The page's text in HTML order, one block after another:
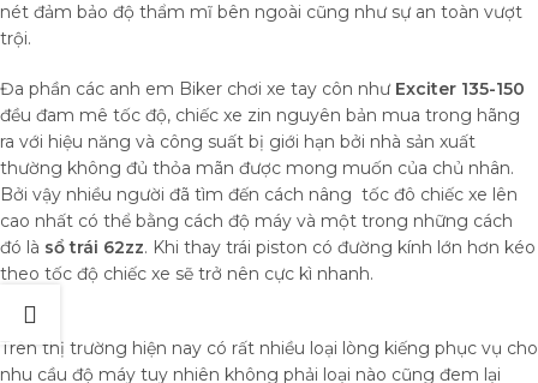
nét đảm bảo độ thẩm mĩ bên ngoài cũng như sự an toàn vượt
trội.
Đa phần các anh em Biker chơi xe tay côn nhưExciter 135-150
đều đam mê tốc độ, chiếc xe zin nguyên bản mua trong hãng
ra với hiệu năng và công suất bị giới hạn bởi nhà sản xuất
thường không đủ thỏa mãn được mong muốn của chủ nhân.
Bởi vậy nhiều người đã tìm đến cách nâng tốc đô chiếc xe lên
cao nhất có thể bằng cách độ máy và một trong những cách
đó là sổ trái 62zz. Khi thay trái piston có đường kính lớn hơn kéo
theo tốc độ chiếc xe sẽ trở nên cực kì nhanh.
Trên thị trường hiện nay có rất nhiều loại lòng kiếng phục vụ cho
nhu cầu độ máy tuy nhiên không phải loại nào cũng đem lại